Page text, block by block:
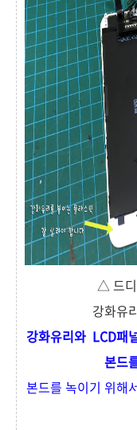
△ 드디
강화유
강화유리와 LCD패
본드
본드를 녹이기 위해